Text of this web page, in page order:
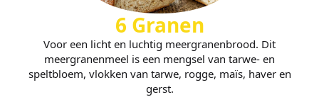
6 Granen
Voor een licht en luchtig meergranenbrood. Dit
meergranenmeel is een mengsel van tarwe- en
speltbloem, vlokken van tarwe, rogge, maïs, haver en
gerst.